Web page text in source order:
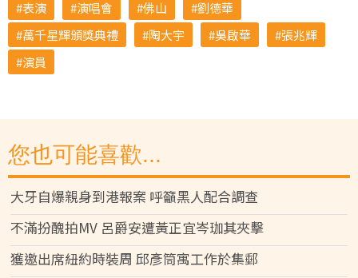
表演 演唱會 佛山
劉德華
萬千星輝頒獎典禮
陶大宇 吳啟華
張兆輝
演員
您也可能喜歡...
大牙自爆親身到港報案 呼籲黑人配合調查
不滿扮醜拍MV 呂爵安遭黃正宜岑珈其夾擊
獲邀出席紐約時裝周 邱彥筒寓工作於集郵